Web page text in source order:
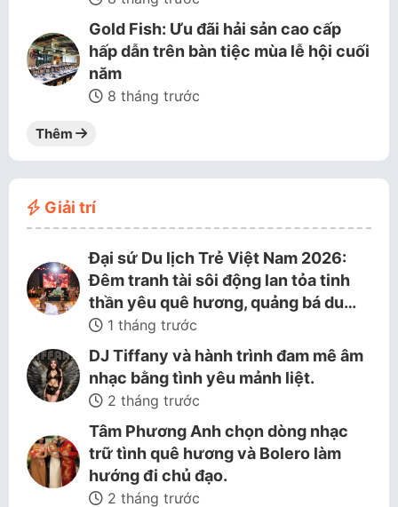
Gold Fish: Ưu đãi hải sản cao cấp
hấp dẫn trên bàn tiệc mùa lễ hội cuối
năm
8 tháng trước
Thêm
Giải trí
Đại sứ Du lịch Trẻ Việt Nam 2026:
Đêm tranh tài sôi động lan tỏa tinh
thần yêu quê hương, quảng bá du…
1 tháng trước
DJ Tiffany và hành trình đam mê âm
nhạc bằng tình yêu mảnh liệt.
2 tháng trước
Tâm Phương Anh chọn dòng nhạc
trữ tình quê hương và Bolero làm
hướng đi chủ đạo.
2 tháng trước